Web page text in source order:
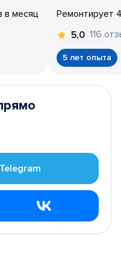
в месяц
Ремонтирует
5,0 116
5 лет опыта